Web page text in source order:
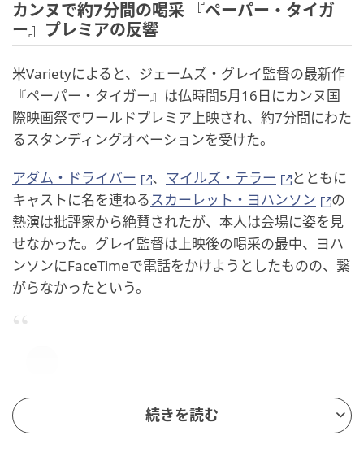
カンヌで約7分間の喝采 『ペーパー・タイガ
ー』プレミアの反響
米Varietyによると、ジェームズ・グレイ監督の最新作
『ペーパー・タイガー』は仏時間5月16日にカンヌ国
際映画祭でワールドプレミア上映され、約7分間にわた
るスタンディングオベーションを受けた。
アダム・ドライバー 、 マイルズ・テラー
とともに
キャストに名を連ねるスカーレット・ヨハンソン
の
熱演は批評家から絶賛されたが、本人は会場に姿を見
せなかった。グレイ監督は上映後の喝采の最中、ヨハ
ンソンにFaceTimeで電話をかけようとしたものの、繋
がらなかったという。
続きを読む